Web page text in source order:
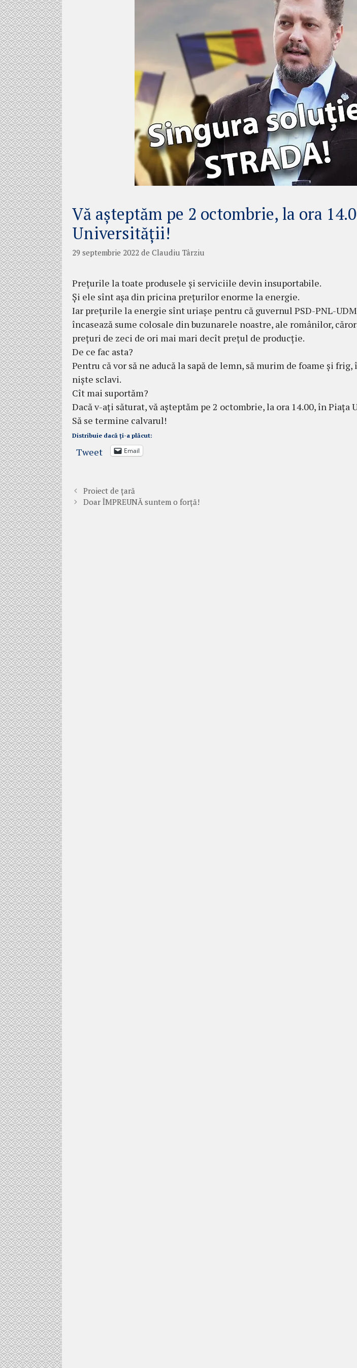
Vă așteptăm pe 2 octombrie, la ora
Universității!
29 septembrie 2022 de Claudiu Târziu
Prețurile la toate produsele și serviciile devin insuportabile.
Și ele sînt așa din pricina prețurilor enorme la energie.
Iar prețurile la energie sînt uriașe pentru că guvernul PSD-PNL-
încasează sume colosale din buzunarele noastre, ale românilor,
prețuri de zeci de ori mai mari decît prețul de producție.
De ce fac asta?
Pentru că vor să ne aducă la sapă de lemn, să murim de foame și
niște sclavi.
Cît mai suportăm?
Dacă v-ați săturat, vă așteptăm pe 2 octombrie, la ora 14.00, în Piața
Să se termine calvarul!
Distribuie dacă ți-a plăcut:
Tweet Email
Proiect de țară
Doar ÎMPREUNĂ suntem o forță!